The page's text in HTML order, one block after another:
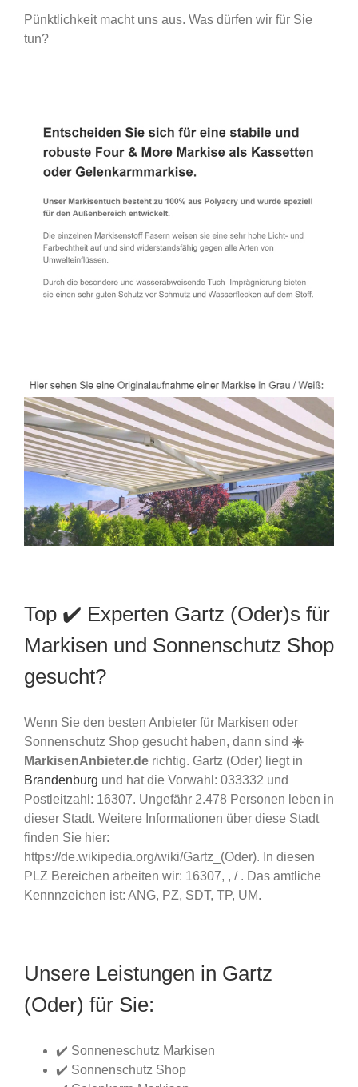
Pünktlichkeit macht uns aus. Was dürfen wir für Sie
tun?
Top ✔️ Experten Gartz (Oder)s für
Markisen und Sonnenschutz Shop
gesucht?
Wenn Sie den besten Anbieter für Markisen oder
Sonnenschutz Shop gesucht haben, dann sind ☀️
MarkisenAnbieter.de richtig. Gartz (Oder) liegt in
Brandenburg und hat die Vorwahl: 033332 und
Postleitzahl: 16307. Ungefähr 2.478 Personen leben in
dieser Stadt. Weitere Informationen über diese Stadt
finden Sie hier:
https://de.wikipedia.org/wiki/Gartz_(Oder). In diesen
PLZ Bereichen arbeiten wir: 16307, , / . Das amtliche
Kennnzeichen ist: ANG, PZ, SDT, TP, UM.
Unsere Leistungen in Gartz
(Oder) für Sie:
✔️ Sonneneschutz Markisen
✔️ Sonnenschutz Shop